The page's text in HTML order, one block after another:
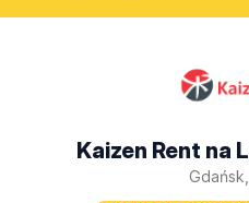
Kaizen Rent na